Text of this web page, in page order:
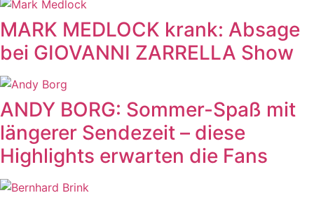
MARK MEDLOCK krank: Absage
bei GIOVANNI ZARRELLA Show
ANDY BORG: Sommer-Spaß mit
längerer Sendezeit – diese
Highlights erwarten die Fans